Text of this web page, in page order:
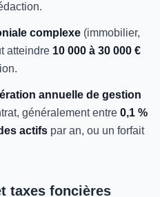
complexe (immobilier,
atteindre 10 000 à 30 000 €
annuelle de gestion
généralement entre 0,1 %
actifs par an, ou un forfait
taxes foncières